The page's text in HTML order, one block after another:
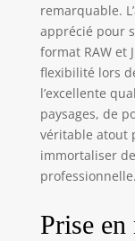
remarquable.
apprécié pour
format RAW et
flexibilité lors
l’excellente
paysages, de
véritable atout
immortaliser
professionnelle.
Prise en